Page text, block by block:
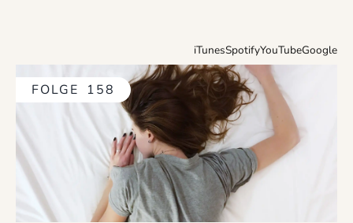
iTunesSpotifyYouTubeGoogle
FOLGE 158